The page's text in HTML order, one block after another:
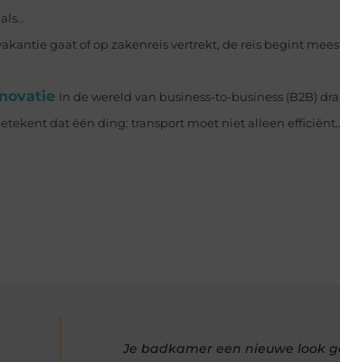
gaat of op zakenreis vertrekt, de reis begint
In de wereld van business-to-business (B2B)
dat één ding: transport moet niet alleen efficiënt...
Je badkamer een nieuwe look